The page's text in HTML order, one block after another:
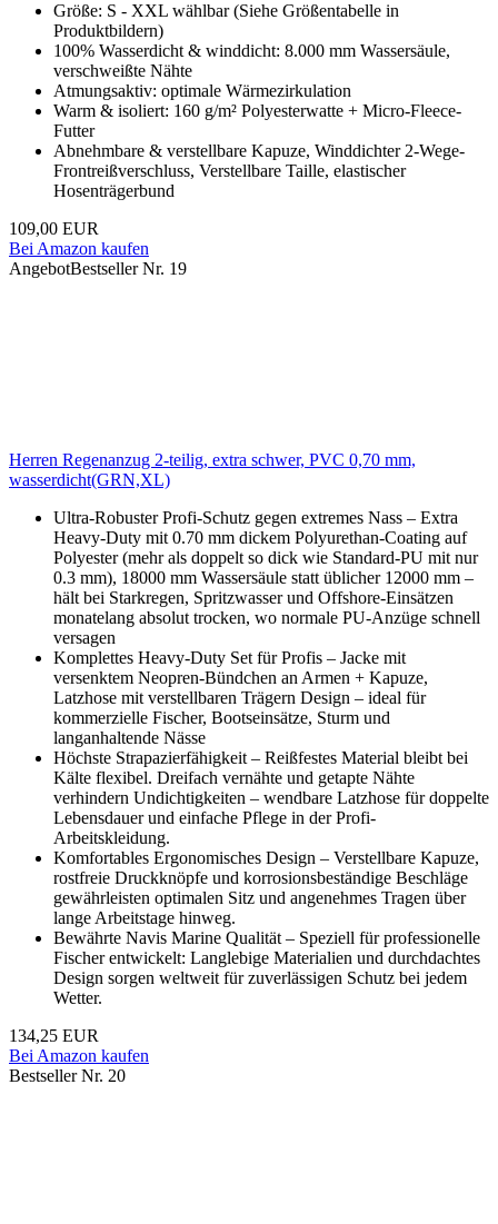
Größe: S - XXL wählbar (Siehe Größentabelle in
Produktbildern)
100% Wasserdicht & winddicht: 8.000 mm Wassersäule,
verschweißte Nähte
Atmungsaktiv: optimale Wärmezirkulation
Warm & isoliert: 160 g/m² Polyesterwatte + Micro-Fleece-
Futter
Abnehmbare & verstellbare Kapuze, Winddichter 2-Wege-
Frontreißverschluss, Verstellbare Taille, elastischer
Hosenträgerbund
109,00 EUR
Bei Amazon kaufen
AngebotBestseller Nr. 19
Herren Regenanzug 2-teilig, extra schwer, PVC 0,70 mm,
wasserdicht(GRN,XL)
Ultra-Robuster Profi-Schutz gegen extremes Nass – Extra
Heavy-Duty mit 0.70 mm dickem Polyurethan-Coating auf
Polyester (mehr als doppelt so dick wie Standard-PU mit nur
0.3 mm), 18000 mm Wassersäule statt üblicher 12000 mm –
hält bei Starkregen, Spritzwasser und Offshore-Einsätzen
monatelang absolut trocken, wo normale PU-Anzüge schnell
versagen
Komplettes Heavy-Duty Set für Profis – Jacke mit
versenktem Neopren-Bündchen an Armen + Kapuze,
Latzhose mit verstellbaren Trägern Design – ideal für
kommerzielle Fischer, Bootseinsätze, Sturm und
langanhaltende Nässe
Höchste Strapazierfähigkeit – Reißfestes Material bleibt bei
Kälte flexibel. Dreifach vernähte und getapte Nähte
verhindern Undichtigkeiten – wendbare Latzhose für doppelte
Lebensdauer und einfache Pflege in der Profi-
Arbeitskleidung.
Komfortables Ergonomisches Design – Verstellbare Kapuze,
rostfreie Druckknöpfe und korrosionsbeständige Beschläge
gewährleisten optimalen Sitz und angenehmes Tragen über
lange Arbeitstage hinweg.
Bewährte Navis Marine Qualität – Speziell für professionelle
Fischer entwickelt: Langlebige Materialien und durchdachtes
Design sorgen weltweit für zuverlässigen Schutz bei jedem
Wetter.
134,25 EUR
Bei Amazon kaufen
Bestseller Nr. 20